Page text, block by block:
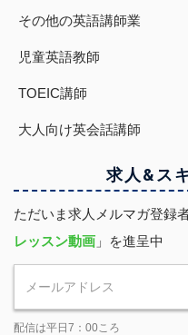
その他の英語講師業
児童英語教師
TOEIC講師
大人向け英会話講師
求人&ス
ただいま求人メルマガ登録
レッスン動画 」を進呈中
配信は平日7：00ころ